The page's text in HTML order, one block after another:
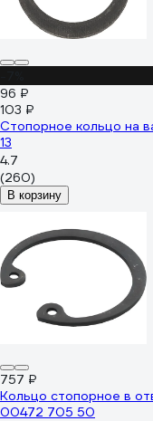
96 ₽
103 ₽
Стопорное кольцо на
13
4.7
(260)
В корзину
757 ₽
Кольцо стопорное в
00472 705 50